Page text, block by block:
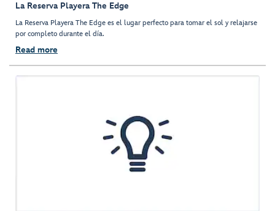
La Reserva Playera The Edge
La Reserva Playera The Edge es el lugar perfecto para tomar el sol y relajarse
por completo durante el día.
Read more